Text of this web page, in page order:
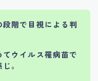
階で目視による判
ウイルス罹病苗で
。